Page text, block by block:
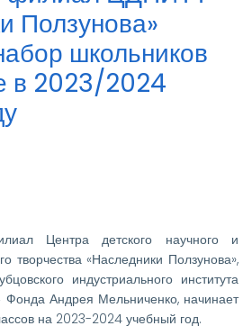
Ползунова»
школьников
в 2023/2024
Центра детского научного и
творчества «Наследники Ползунова»,
индустриального института
Андрея Мельниченко, начинает
на 2023-2024 учебный год.